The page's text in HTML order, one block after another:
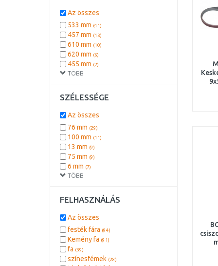
TÖBB
Az összes
533 mm (41)
457 mm (13)
610 mm (10)
620 mm (6)
455 mm (2)
SZÉLESSÉGE
TÖBB
Az összes
76 mm (29)
100 mm (11)
13 mm (9)
75 mm (9)
6 mm (7)
9 mm
FELHASZNÁLÁS
Az összes
festék fára (94)
Kemény fa (91)
fa (39)
színesfémek (28)